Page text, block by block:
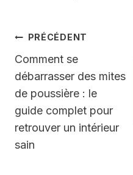
Navigation
de
l’article
PRÉCÉDENT
Comment se
débarrasser des mites
de poussière : le
guide complet pour
retrouver un intérieur
sain